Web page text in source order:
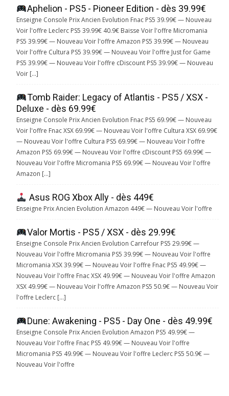
Aphelion - PS5 - Pioneer Edition - dès 39.99€
Enseigne Console Prix Ancien Evolution Fnac PS5 39.99€ — Nouveau
Voir l'offre Leclerc PS5 39.99€ 40.9€ Baisse Voir l'offre Micromania
PS5 39.99€ — Nouveau Voir l'offre Amazon PS5 39.99€ — Nouveau
Voir l'offre Cultura PS5 39.99€ — Nouveau Voir l'offre Just for Game
PS5 39.99€ — Nouveau Voir l'offre cDiscount PS5 39.99€ — Nouveau
Voir […]
Tomb Raider: Legacy of Atlantis - PS5 / XSX -
Deluxe - dès 69.99€
Enseigne Console Prix Ancien Evolution Fnac PS5 69.99€ — Nouveau
Voir l'offre Fnac XSX 69.99€ — Nouveau Voir l'offre Cultura XSX 69.99€
— Nouveau Voir l'offre Cultura PS5 69.99€ — Nouveau Voir l'offre
Amazon PS5 69.99€ — Nouveau Voir l'offre cDiscount PS5 69.99€ —
Nouveau Voir l'offre Micromania PS5 69.99€ — Nouveau Voir l'offre
Amazon […]
Asus ROG Xbox Ally - dès 449€
Enseigne Prix Ancien Evolution Amazon 449€ — Nouveau Voir l'offre
Valor Mortis - PS5 / XSX - dès 29.99€
Enseigne Console Prix Ancien Evolution Carrefour PS5 29.99€ —
Nouveau Voir l'offre Micromania PS5 39.99€ — Nouveau Voir l'offre
Micromania XSX 39.99€ — Nouveau Voir l'offre Fnac PS5 49.99€ —
Nouveau Voir l'offre Fnac XSX 49.99€ — Nouveau Voir l'offre Amazon
XSX 49.99€ — Nouveau Voir l'offre Amazon PS5 50.9€ — Nouveau Voir
l'offre Leclerc […]
Dune: Awakening - PS5 - Day One - dès 49.99€
Enseigne Console Prix Ancien Evolution Amazon PS5 49.99€ —
Nouveau Voir l'offre Fnac PS5 49.99€ — Nouveau Voir l'offre
Micromania PS5 49.99€ — Nouveau Voir l'offre Leclerc PS5 50.9€ —
Nouveau Voir l'offre